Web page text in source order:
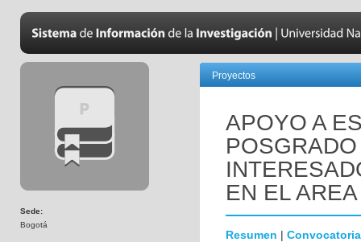
Sede:
Bogotá
Proyectos
APOYO A
EN EL
Resumen | Convocatoria